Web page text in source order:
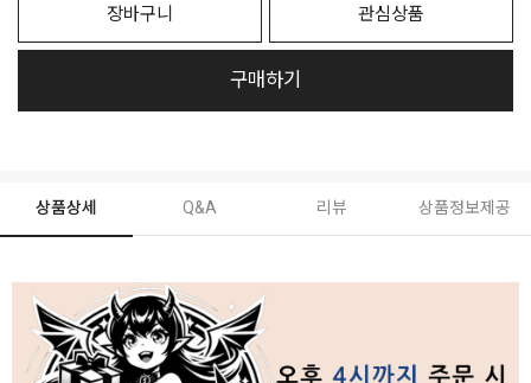
장바구니 관심상품
구매하기
상품상세 Q&A 리뷰 상품정보제공